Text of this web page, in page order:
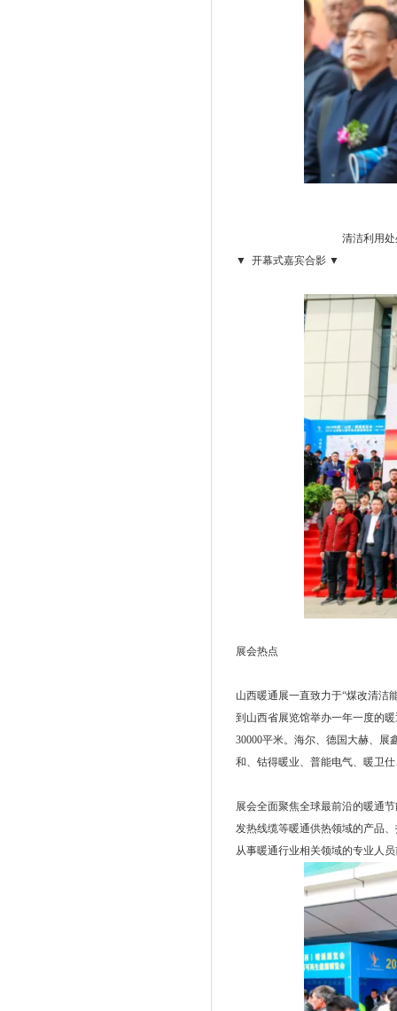
清洁利用处处长 张明
▼ 开幕式嘉宾合影 ▼
展会热点
山西暖通展一直致力于“煤改清洁
到山西省展览馆举办一年一度的
30000平米。海尔、德国大赫、
和、钴得暖业、普能电气、暖卫
展会全面聚焦全球最前沿的暖通
发热线缆等暖通供热领域的产品
从事暖通行业相关领域的专业人